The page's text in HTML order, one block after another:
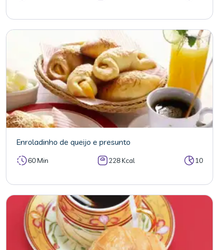
Enroladinho de queijo e presunto
60 Min 228 Kcal 10